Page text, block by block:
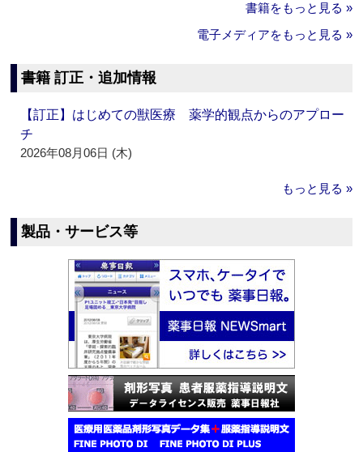
書籍をもっと見る »
電子メディアをもっと見る »
書籍 訂正・追加情報
【訂正】はじめての獣医療 薬学的観点からのアプロー
チ
2026年08月06日 (木)
もっと見る »
製品・サービス等